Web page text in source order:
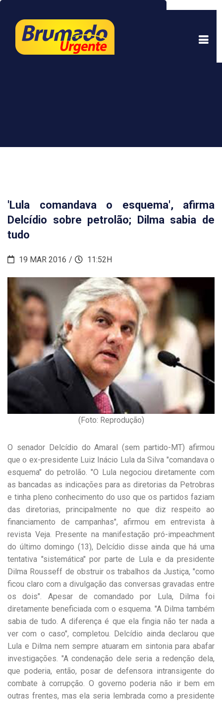
experiência. Ao continuar a navegar, você está
de acordo com isso.Saber mais.
'Lula comandava o esquema', afirma
Delcídio sobre petrolão; Dilma sabia de
tudo
19 MAR 2016 11:52H
(Foto: Reprodução)
O senador Delcídio do Amaral (sem partido-MT) afirmou
que o ex-presidente Luiz Inácio Lula da Silva "comandava o
esquema" do petrolão. "O Lula negociou diretamente com
as bancadas as indicações para as diretorias da Petrobras
e tinha pleno conhecimento do uso que os partidos faziam
das diretorias, principalmente no que diz respeito ao
financiamento de campanhas", afirmou em entrevista à
revista Veja. Presente na manifestação pró-impeachment
do último domingo (13), Delcídio disse ainda que há uma
tentativa "sistemática" por parte de Lula e da presidente
Dilma Rousseff de obstruir os trabalhos da Justiça, "como
ficou claro com a divulgação das conversas gravadas entre
os dois". Apesar de comandado por Lula, Dilma foi
diretamente beneficiada com o esquema. "A Dilma também
sabia de tudo. A diferença é que ela fingia não ter nada a
ver com o caso", completou. Delcídio ainda declarou que
Lula e Dilma nem sempre atuaram em sintonia para abafar
investigações. "A condenação dele seria a redenção dela,
que poderia, então, posar de defensora intransigente do
combate à corrupção. O governo poderia não ir bem em
outras frentes, mas ela seria lembrada como a presidente